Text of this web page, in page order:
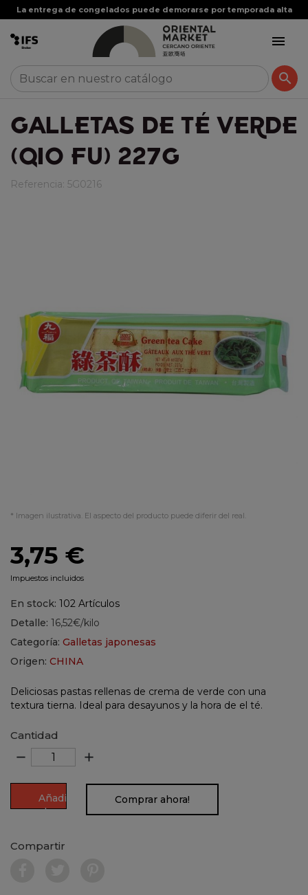
La entrega de congelados puede demorarse por temporada alta


GALLETAS DE TÉ VERDE
(QIO FU) 227G
Referencia: 5G0216
* Imagen ilustrativa. El aspecto del producto puede diferir del real.
3,75 €
Impuestos incluidos
En stock: 102 Artículos
Detalle: 16,52€/kilo
Categoría: Galletas japonesas
Origen: CHINA
Deliciosas pastas rellenas de crema de verde con una
textura tierna. Ideal para desayunos y la hora de el té.
Cantidad
remove add
Añadir
al
Comprar ahora!
Compartir